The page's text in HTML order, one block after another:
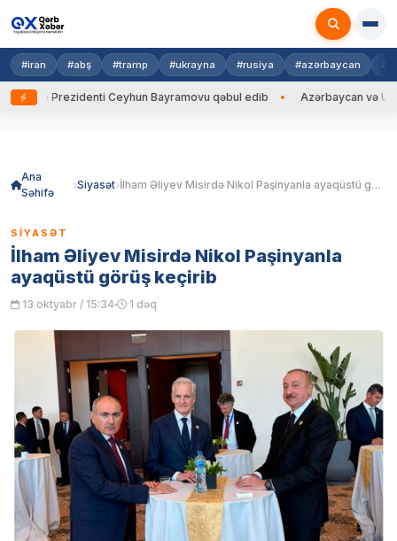
#iran #abş #tramp #ukrayna #rusiya #azərbaycan
Prezidenti Ceyhun Bayramovu qəbul edib Azərbaycan və
Ana
Səhifə
Siyasət İlham Əliyev Misirdə Nikol Paşinyanla ayaqüstü görüş keçirib
SIYASƏT
İlham Əliyev Misirdə Nikol Paşinyanla
ayaqüstü görüş keçirib
13 oktyabr / 15:34 1 dəq